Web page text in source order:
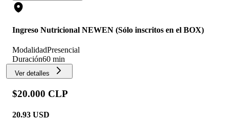
Ingreso Nutricional NEWEN (Sólo inscritos en el BOX)
ModalidadPresencial
Duración60 min
Ver detalles
$20.000 CLP
20.93 USD